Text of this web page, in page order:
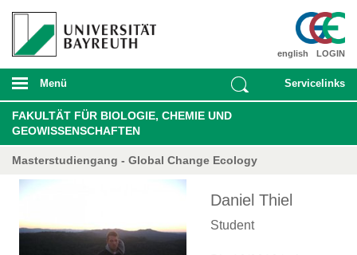
LOGIN
english
Menü Servicelinks
FAKULTÄT FÜR BIOLOGIE, CHEMIE UND
GEOWISSENSCHAFTEN
Masterstudiengang - Global Change Ecology
Daniel Thiel
Student